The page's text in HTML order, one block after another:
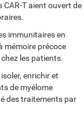
CAR-T aient ouvert de
immunitaires en
mémoire précoce
les patients.
enrichir et
de myélome
des traitements par